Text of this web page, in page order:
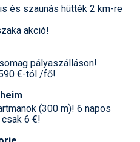
és szaunás hütték 2 km-re
akció!
pályaszálláson!
€-tól /fő!
(300 m)! 6 napos
6 €!